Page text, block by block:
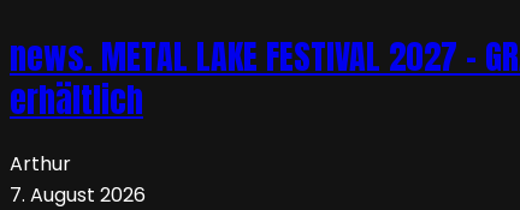
news. METAL LAKE FESTIVAL 2027
erhältlich
Arthur
7. August 2026